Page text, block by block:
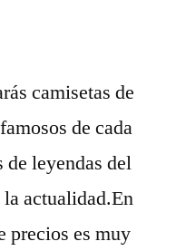
camisetas de
de cada
de leyendas del
actualidad.En
precios es muy